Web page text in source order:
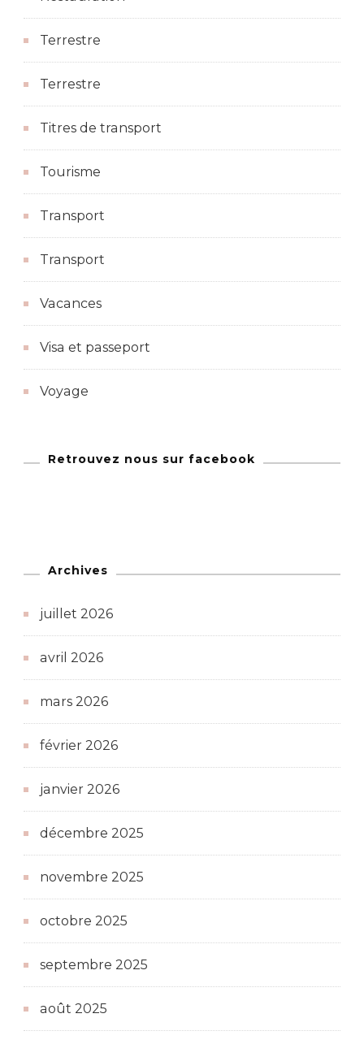
Terrestre
Terrestre
Titres de transport
Tourisme
Transport
Transport
Vacances
Visa et passeport
Voyage
Retrouvez nous sur facebook
Archives
juillet 2026
avril 2026
mars 2026
février 2026
janvier 2026
décembre 2025
novembre 2025
octobre 2025
septembre 2025
août 2025